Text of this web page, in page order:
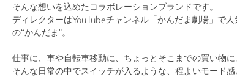
そんな想いを込めたコラボレーションブランドです。
ディレクターはYouTubeチャンネル「かんだま劇場」で人
の“かんだま"。
仕事に、車や自転車移動に、ちょっとそこまでの買い物に
そんな日常の中でスイッチが入るような、程よいモード感